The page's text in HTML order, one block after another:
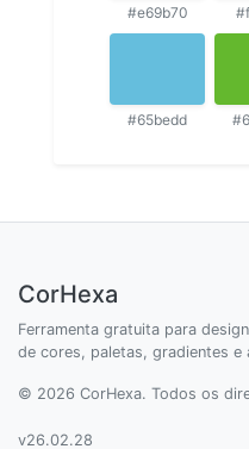
#e69b70
#65bedd
CorHexa
Ferramenta gratuita para
de cores, paletas, gradientes e
© 2026 CorHexa. Todos os
v26.02.28